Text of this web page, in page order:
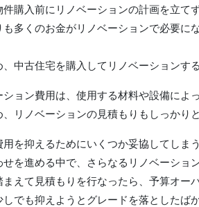
件購入前にリノベーションの計画を立て
も多くのお金がリノベーションで必要に
、中古住宅を購入してリノベーションす
ション費用は、使用する材料や設備によ
、リノベーションの見積もりもしっかり
用を抑えるためにいくつか妥協してしまう
せを進める中で、さらなるリノベーショ
まえて見積もりを行なったら、予算オー
しでも抑えようとグレードを落としたば